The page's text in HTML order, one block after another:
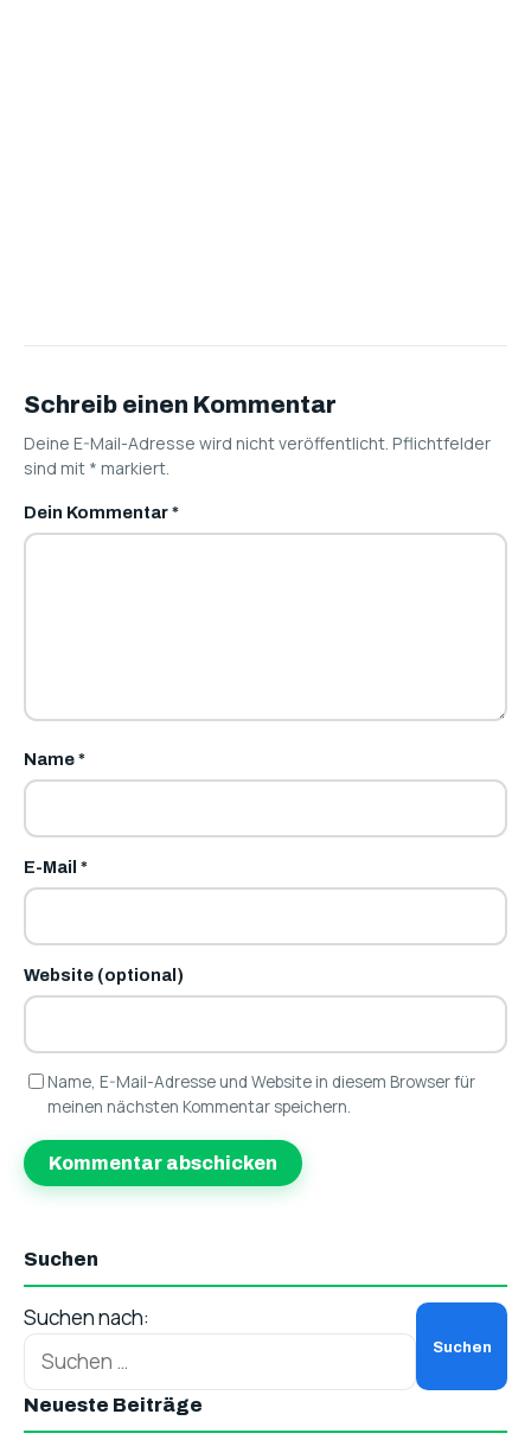
Schreib einen Kommentar
Deine E-Mail-Adresse wird nicht veröffentlicht. Pflichtfelder
sind mit * markiert.
Dein Kommentar*
Name*
E-Mail *
Website (optional)
Name, E-Mail-Adresse und Website in diesem Browser für
meinen nächsten Kommentar speichern.
Suchen
Suchen nach:
Neueste Beiträge